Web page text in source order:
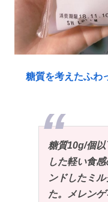
糖質を考えたふわ
糖質10g/個
した軽い食
ンドしたミ
た。メレン